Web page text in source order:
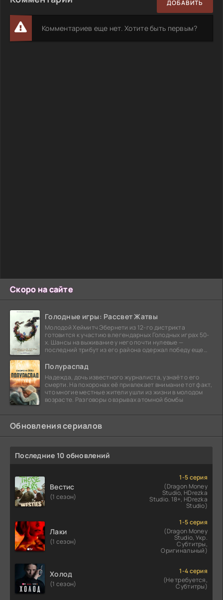
Скоро на сайте
Голодные игры: Рассвет Жатвы
Молодой Хеймитч Эбернети из 12-го дистрикта
готовится к участию в легендарных Голодных играх 50-
х. Шансы на выживание у него почти нулевые —
последний трибут из его района одержал победу еще
Полураспад
Надежда, дочь известного журналиста, узнаёт о его
смерти. На похоронах её привлекает внимание тот факт,
что многие местные жители ушли из жизни в молодом
возрасте. Разговоры о взрывах атомной бомбы
Обновления сериалов
Последние 10 обновлений
Вестис
(1 сезон)
1-5 серия
(Dragon Money
Studio, HDrezka
Studio. 18+, HDrezka
Studio)
Лаки
(1 сезон)
1-5 серия
(Dragon Money
Studio, Укр.
Субтитры,
Оригинальный)
Холод
(1 сезон)
1-4 серия
(Не требуется,
Субтитры)
ДОБАВИТЬ
Комментариев еще нет. Хотите быть первым?